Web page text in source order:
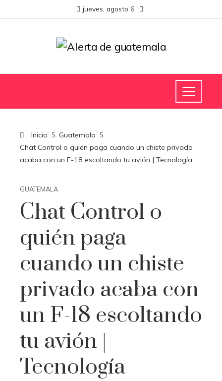
jueves, agosto 6
Inicio
Guatemala
Chat Control o quién paga cuando un chiste privado
acaba con un F-18 escoltando tu avión | Tecnología
GUATEMALA
Chat Control o
quién paga
cuando un chiste
privado acaba con
un F-18 escoltando
tu avión |
Tecnología